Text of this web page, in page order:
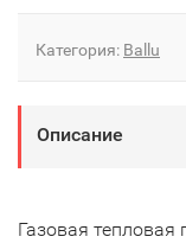
Категория: Ballu
Описание
Газовая